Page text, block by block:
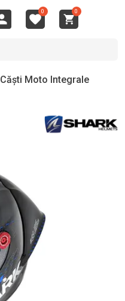
0 0
Căști Moto Integrale